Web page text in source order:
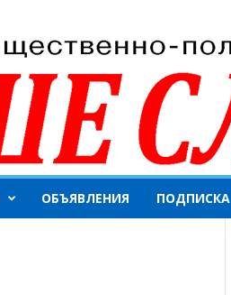
ОБЪЯВЛЕНИЯ ПОДПИСКА